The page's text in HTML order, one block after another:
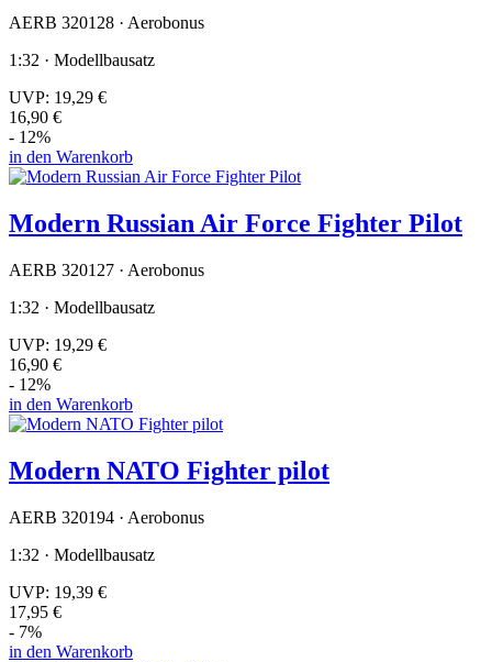
AERB 320128 · Aerobonus
1:32 · Modellbausatz
UVP: 19,29 €
16,90 €
- 12%
in den Warenkorb
Modern Russian Air Force Fighter Pilot
AERB 320127 · Aerobonus
1:32 · Modellbausatz
UVP: 19,29 €
16,90 €
- 12%
in den Warenkorb
Modern NATO Fighter pilot
AERB 320194 · Aerobonus
1:32 · Modellbausatz
UVP: 19,39 €
17,95 €
- 7%
in den Warenkorb